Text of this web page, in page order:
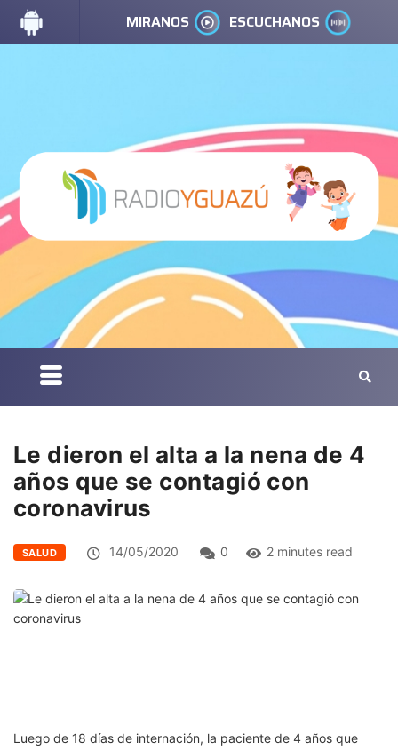
MIRANOS ESCUCHANOS
Le dieron el alta a la nena de 4
años que se contagió con
coronavirus
SALUD 14/05/2020 0 2 minutes read
Luego de 18 días de internación, la paciente de 4 años que